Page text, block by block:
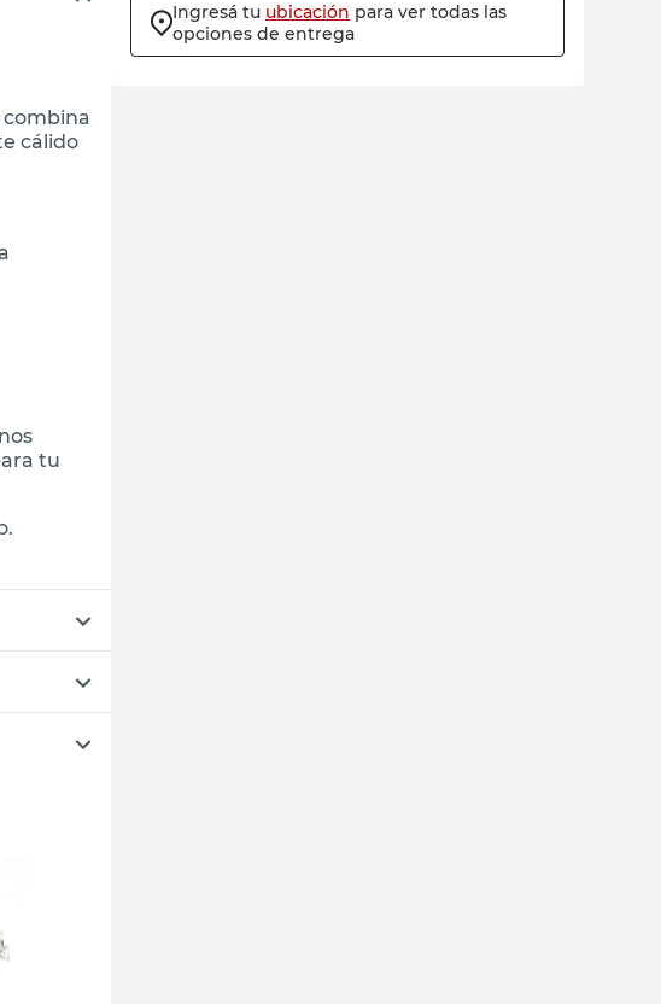
combina
cálido
tu
Ingresá tu ubicación para ver todas las
opciones de entrega